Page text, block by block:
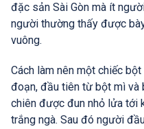
đặc sản Sài Gòn mà ít
người thường thấy được
vuông.
Cách làm nên một chiếc
đoạn, đầu tiên từ bột mì và
chiên được đun nhỏ lửa tới
trắng ngà. Sau đó người